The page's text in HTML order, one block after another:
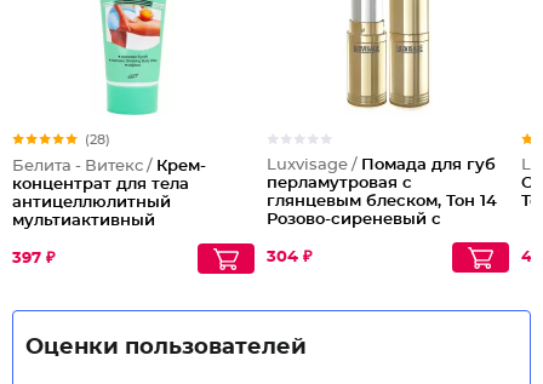
(28)
Белита - Витекс / Крем-
концентрат для тела
антицеллюлитный
мультиактивный
397 ₽
Luxvisage / Помада для губ
перламутровая с
глянцевым блеском, Тон 14
Розово-сиреневый с
перламутром
304 ₽
Оценки пользователей